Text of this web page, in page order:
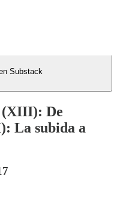
Substack
(XIII): De
La subida a